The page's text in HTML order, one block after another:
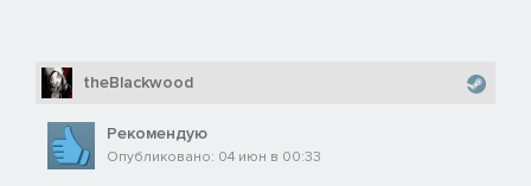
theBlackwood
Рекомендую
Опубликовано: 04 июн в 00:33